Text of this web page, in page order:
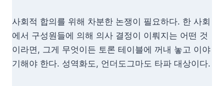
사회적 합의를 위해 차분한 논쟁이 필요하다. 한 사회
에서 구성원들에 의해 의사 결정이 이뤄지는 어떤 것
이라면, 그게 무엇이든 토론 테이블에 꺼내 놓고 이야
기해야 한다. 성역화도, 언더도그마도 타파 대상이다.